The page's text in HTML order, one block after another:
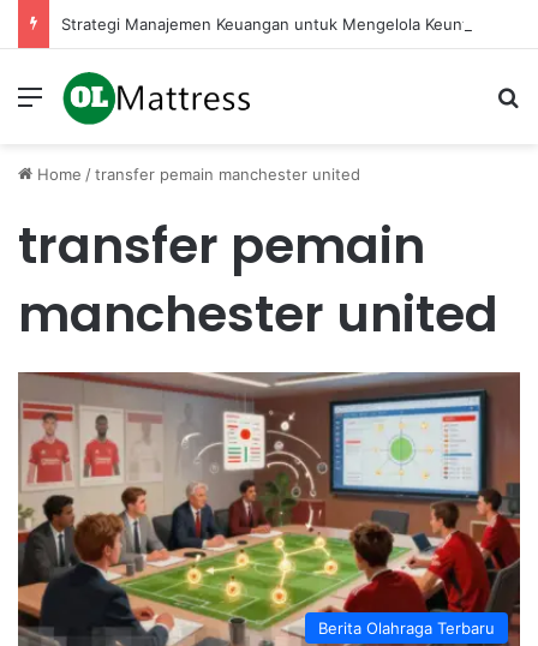
Menu
Home /transfer pemain manchester united
transfer pemain
manchester united
Berita Olahraga Terbaru